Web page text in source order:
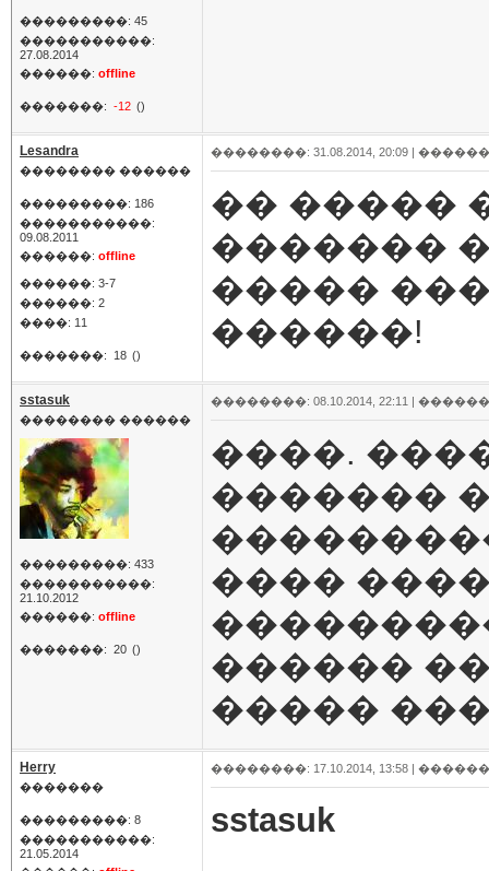
���������: 45
�����������:
27.08.2014
������: offline
�������: -12 ()
Lesandra
�������� ������
���������: 186
�����������:
09.08.2011
������: offline
������: 3-7
������: 2
����: 11
�������: 18 ()
��������: 31.08.2014, 20:09 |
�� �����
�������
�����
������!
sstasuk
�������� ������
���������: 433
�����������:
21.10.2012
������: offline
�������: 20 ()
��������: 08.10.2014, 22:11 |
����.
�������
���� �����
������
�����
Herry
�������
���������: 8
�����������:
21.05.2014
��������: 17.10.2014, 13:58 |
sstasuk